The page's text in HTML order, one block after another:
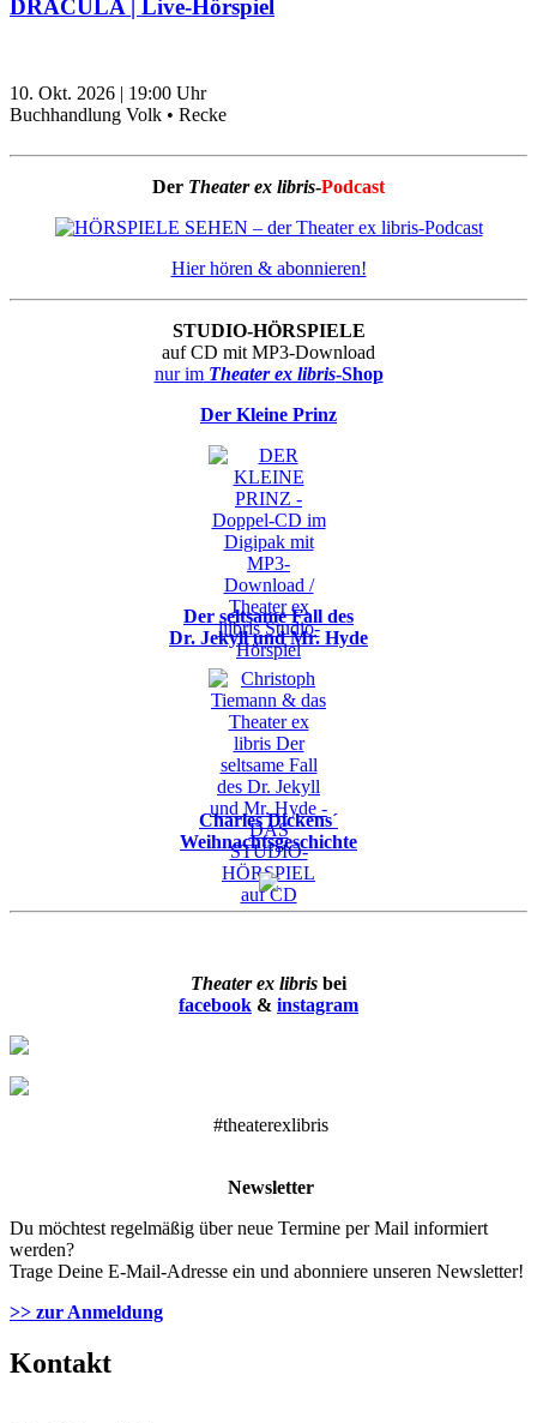
DRACULA | Live-Hörspiel
10. Okt. 2026 | 19:00 Uhr
Buchhandlung Volk • Recke
Der Theater ex libris-Podcast
Hier hören & abonnieren!
STUDIO-HÖRSPIELE
auf CD mit MP3-Download
nur imTheater ex libris-Shop
Der Kleine Prinz
Der seltsame Fall des
Dr. Jekyll und Mr. Hyde
Charles Dickens´
Weihnachtsgeschichte
Theater ex libris bei
facebook & instagram
#theaterexlibris
Newsletter
Du möchtest regelmäßig über neue Termine per Mail informiert
werden?
Trage Deine E-Mail-Adresse ein und abonniere unseren Newsletter!
>> zur Anmeldung
Kontakt